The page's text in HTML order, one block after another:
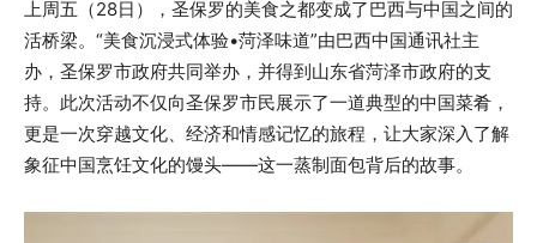
上周五（28日），圣保罗的美食之都变成了巴西与中国之间的
活桥梁。“美食沉浸式体验•菏泽味道”由巴西中国通讯社主
办，圣保罗市政府共同举办，并得到山东省菏泽市政府的支
持。此次活动不仅向圣保罗市民展示了一道典型的中国菜肴，
更是一次穿越文化、经济和情感记忆的旅程，让大家深入了解
象征中国烹饪文化的馒头——这一蒸制面包背后的故事。